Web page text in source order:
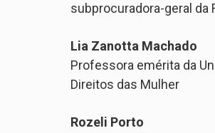
subprocuradora-geral da
Lia Zanotta Machado
Professora emérita da
Direitos das Mulher
Rozeli Porto